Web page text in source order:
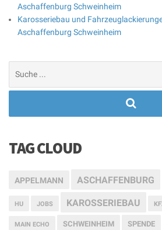
Aschaffenburg Schweinheim
Karosseriebau und
Aschaffenburg Schweinheim
nach:
TAG CLOUD
APPELMANN ASCHAFFENBURG
HU JOBS KAROSSERIEBAU
MAIN ECHO SCHWEINHEIM SPENDE